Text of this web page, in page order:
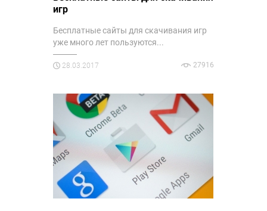
игр
Бесплатные сайты для скачивания игр
уже много лет пользуются...
28.03.2017 27916